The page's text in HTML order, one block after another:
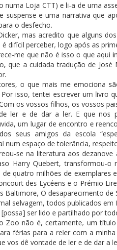
numa Loja CTT) e li-a de uma
suspense e uma narrativa que
o desfecho.
mas acredito que alguns
difícil perceber, logo após as
me que não é isso o que aqui
que a cuidada tradução de José
o que mais me emociona
isso, tentei escrever um livro
os vossos filhos, os vossos
ler e de dar a ler. E que nos
um lugar de encontro e
seus amigos da escola
num espaço de tolerância,
se na literatura aos
Harry Quebert, transformou-
quatro milhões de exemplares
des Lycéens e o Prémio
Baltimore, O desaparecimento
selvagem, todos publicados em
[possa] ser lido e partilhado por
Zoo não é, certamente, um
férias para a reler com a
vos dê vontade de ler e de dar a